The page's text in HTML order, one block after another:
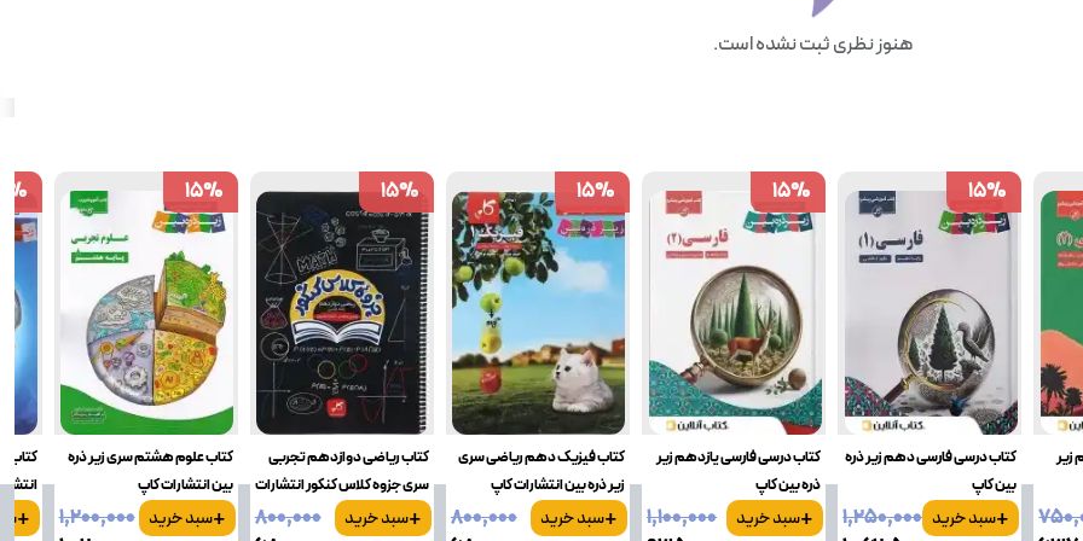
هنوز نظری ثبت نشده است.
زیر
کتاب درسی فارسی دهم زیر ذره
بین کاپ
+سبد خرید ۱٬۲۵۰٬۰۰۰
15%
15%
کتاب درسی فارسی یازدهم زیر
ذره بین کاپ
+سبد خرید
۱٬۱۰۰٬۰۰۰
15%
15%
کتاب فیزیک دهم ریاضی سری
زیر ذره بین انتشارات کاپ
+سبد خرید
۸۰۰٬۰۰۰
15%
15%
کتاب ریاضی دوازدهم تجربی
سری جزوه کلاس کنکور انتشارات
کاپ
+سبد خرید
۸۰۰٬۰۰۰
15%
15%
کتاب علوم هشتم سری زیر ذره
بین انتشارات کاپ
+سبد خرید ۱٬۲۰۰٬۰۰۰
15%
15%
کتاب
+
%
%